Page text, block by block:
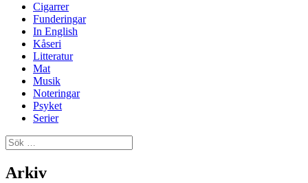
Cigarrer
Funderingar
In English
Kåseri
Litteratur
Mat
Musik
Noteringar
Psyket
Serier
Sök
efter:
Arkiv